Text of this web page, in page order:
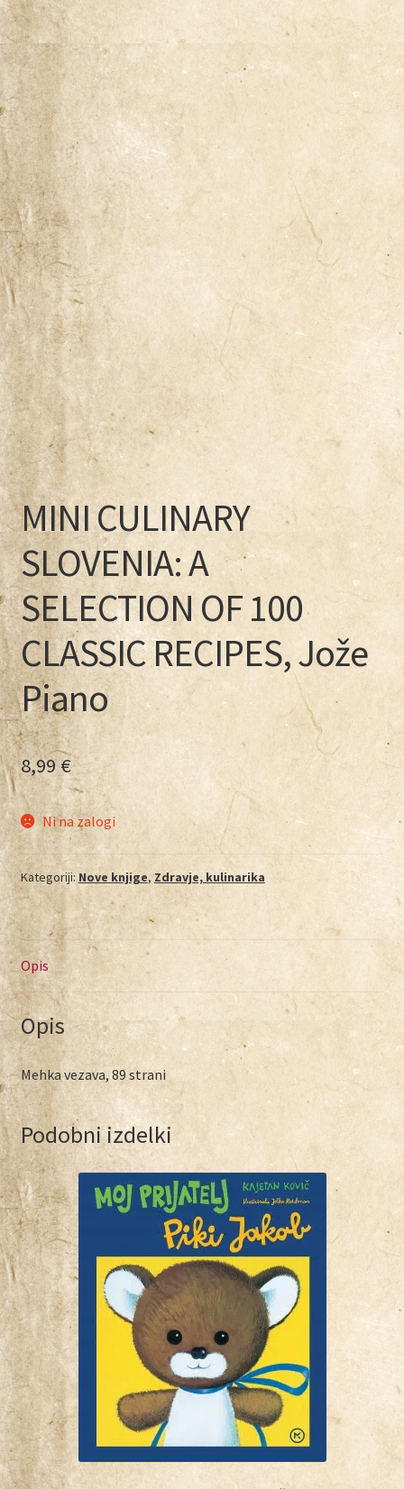
MINI CULINARY
SLOVENIA: A
SELECTION OF 100
CLASSIC RECIPES, Jože
Piano
8,99€
Ni na zalogi
Kategoriji:Nove knjige,Zdravje, kulinarika
Opis
Opis
Mehka vezava, 89 strani
Podobni izdelki